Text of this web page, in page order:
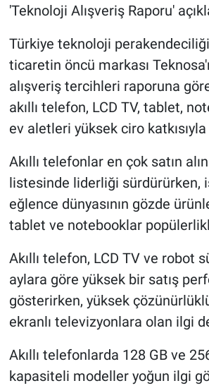
'Teknoloji Alışveriş Raporu'
Türkiye teknoloji
ticaretin öncü markası
alışveriş tercihleri raporuna
akıllı telefon, LCD TV, tablet,
ev aletleri yüksek ciro katkısıyla
Akıllı telefonlar en çok satın
listesinde liderliği sürdürürken,
eğlence dünyasının gözde
tablet ve notebooklar
Akıllı telefon, LCD TV ve robot
aylara göre yüksek bir satış
gösterirken, yüksek
ekranlı televizyonlara olan ilgi
Akıllı telefonlarda 128 GB ve
kapasiteli modeller yoğun ilgi